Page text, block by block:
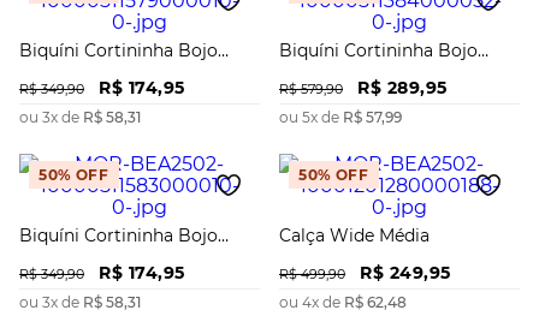
Biquíni Cortininha Bojo
Regulagem
R$ 349,90 R$ 174,95
ou 3x de R$ 58,31
Biquíni Cortininha Bojo
Fina
R$ 579,90 R$ 289,95
ou 5x de R$ 57,99
50% OFF
Biquíni Cortininha Bojo
Média
R$ 349,90 R$ 174,95
ou 3x de R$ 58,31
50% OFF
Calça Wide Média
R$ 499,90 R$ 249,95
ou 4x de R$ 62,48